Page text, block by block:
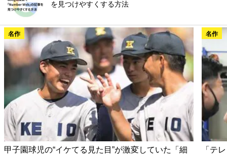
を見つけやすくする方法
名作
甲子園球児の“イケてる見た目”が激変していた「細
名作
「テ